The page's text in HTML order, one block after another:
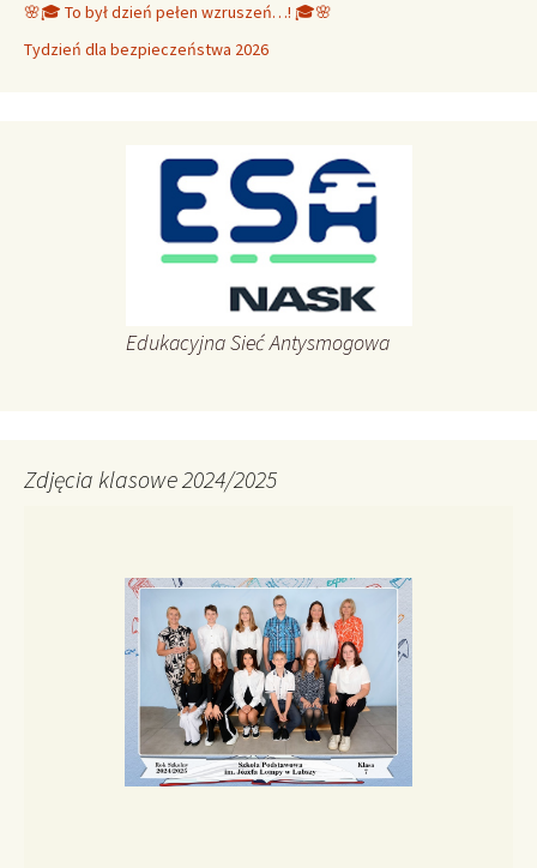
🌸🎓 To był dzień pełen wzruszeń…! 🎓🌸
Tydzień dla bezpieczeństwa 2026
Edukacyjna Sieć Antysmogowa
Zdjęcia klasowe 2024/2025